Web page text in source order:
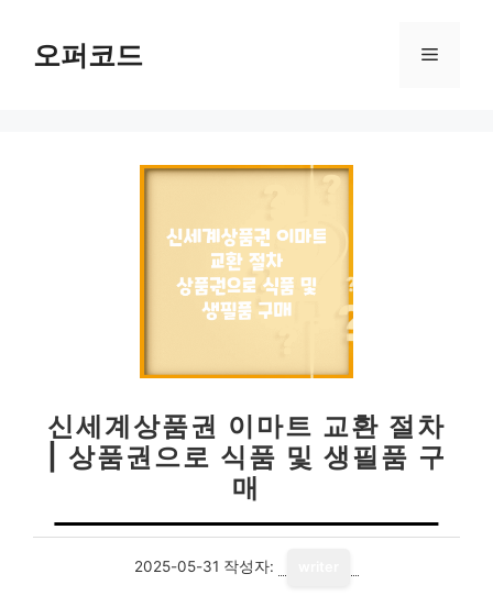
오퍼코드 메
신세계상품권 이마트 교환 절차
| 상품권으로 식품 및 생필품 구
매
2025-05-31 작성자: